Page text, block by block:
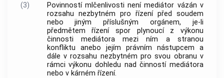
(3)
Povinností mlčenlivosti nenímediátor vázán v
rozsahu nezbytném pro řízení před soudem
nebo jiným příslušným orgánem, je-li
předmětem řízení spor plynoucí z výkonu
činnosti mediátora mezi ním a stranou
konfliktu anebo jejím právním nástupcem a
dále v rozsahu nezbytném pro svou obranu v
rámci výkonu dohledu nad činností mediátora
nebo v kárném řízení.